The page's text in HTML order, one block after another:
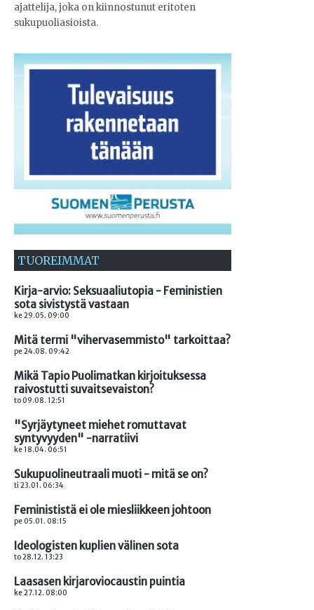
ajattelija, joka on kiinnostunut eritoten
sukupuoliasioista.
TUOREIMMAT
Kirja-arvio: Seksuaaliutopia - Feministien
sota sivistystä vastaan
ke 29.05. 09:00
Mitä termi "vihervasemmisto" tarkoittaa?
pe 24.08. 09:42
Mikä Tapio Puolimatkan kirjoituksessa
raivostutti suvaitsevaiston?
to 09.08. 12:51
"Syrjäytyneet miehet romuttavat
syntyvyyden" -narratiivi
ke 18.04. 06:51
Sukupuolineutraali muoti - mitä se on?
ti 23.01. 06:34
Feminististä ei ole miesliikkeen johtoon
pe 05.01. 08:15
Ideologisten kuplien välinen sota
to 28.12. 13:23
Laasasen kirjaroviocaustin puintia
ke 27.12. 08:00